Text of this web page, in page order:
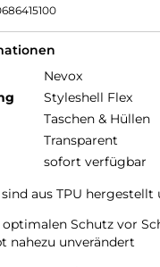
Nevox
Styleshell Flex
Taschen & Hüllen
Transparent
sofort verfügbar
aus TPU
Schutz vor
nahezu unverändert